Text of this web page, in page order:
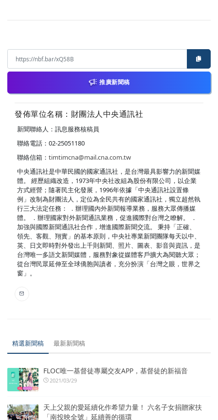
推廣新聞稿
發佈單位名稱：財團法人中央通訊社
新聞聯絡人：訊息服務核稿員
聯絡電話：02-25051180
聯絡信箱： timtimcna@mail.cna.com.tw
中央通訊社是中華民國的國家通訊社，是台灣最具影響力的新聞媒
體。 經歷組織改造，1973年中央社改組為股份有限公司，以企業
方式經營；隨著民主化發展，1996年依據「中央通訊社設置條
例」改制為財團法人，定位為全民共有的國家通訊社，獨立超然執
行三大法定任務： ．辦理國內外新聞報導業務，服務大眾傳播媒
體。 ．辦理國家對外新聞通訊業務，促進國際對台灣之瞭解。 ．
加強與國際新聞通訊社合作，增進國際新聞交流。 秉持「正確、
領先、客觀、翔實」的基本原則，中央社專業新聞團隊每天以中、
英、日文即時對外發出上千則新聞、照片、圖表、影音與資訊，是
台灣唯一多語文新聞媒體，服務對象從媒體客戶擴大為閱聽大眾；
從台灣民眾延伸至全球僑胞與讀者，充分扮演「台灣之眼，世界之
窗」。
精選新聞稿 最新新聞稿
FLOC唯一基督徒專屬交友APP，基督徒的新福音
2021/03/29
天上父親的愛延續化作希望力量！ 六名子女捐贈家扶
「南投映全號」延續善的循環